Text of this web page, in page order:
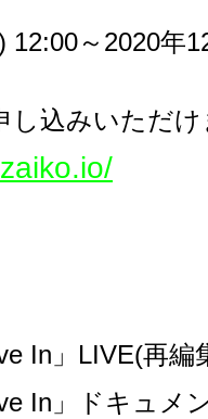
12:00～ 2020年
し込みいただ
In 」 LIVE(再編
In 」ドキュメ